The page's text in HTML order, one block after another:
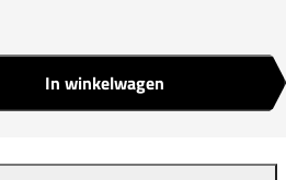
In winkelwagen